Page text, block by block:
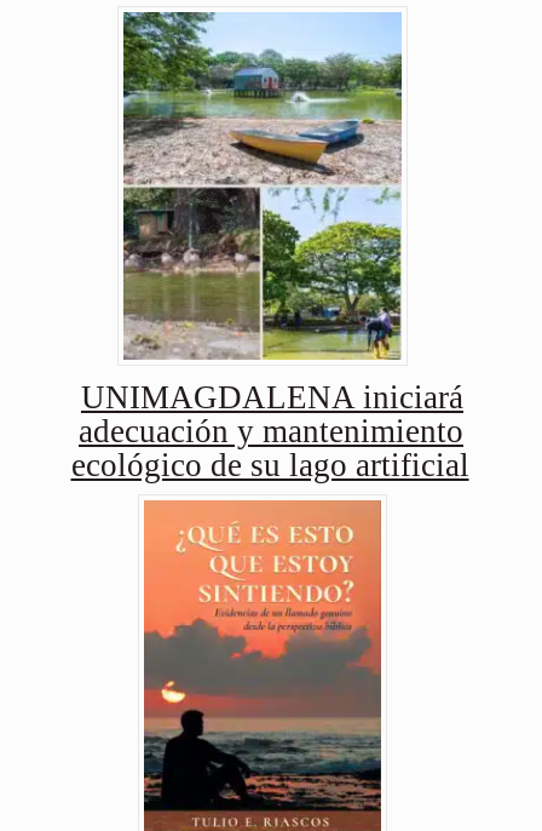
UNIMAGDALENA iniciará
adecuación y mantenimiento
ecológico de su lago artificial